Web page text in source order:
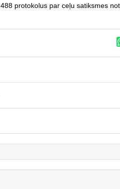
protokolus par ceļu satiksmes